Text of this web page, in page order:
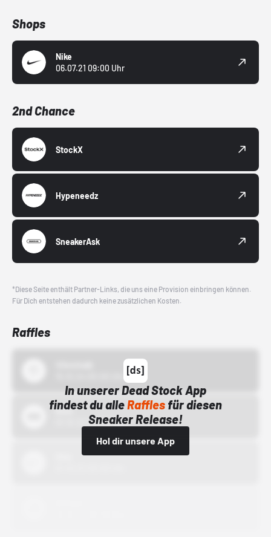
Shops
Nike
06.07.21 09:00 Uhr
2nd Chance
StockX
Hypeneedz
SneakerAsk
*Diese Seite enthält Partner-Links, die uns eine Provision einbringen können.
Für Dich entstehen dadurch keine zusätzlichen Kosten.
Raffles
In unserer Dead Stock App
findest du alleRafflesfür diesen
Sneaker Release!
Hol dir unsere App
Bstn
01.10.22 00:00 Uhr